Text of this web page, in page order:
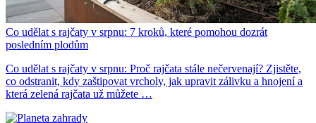
Co udělat s rajčaty v srpnu: 7 kroků, které pomohou dozrát
posledním plodům
Co udělat s rajčaty v srpnu: Proč rajčata stále nečervenají? Zjistěte,
co odstranit, kdy zaštipovat vrcholy, jak upravit zálivku a hnojení a
která zelená rajčata už můžete …